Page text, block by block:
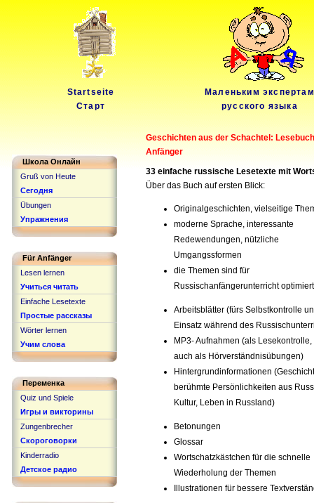
Startseite
Старт
Маленьким экспертам
русского языка
Geschichten aus der Schachtel:
Anfänger
33 einfache russische Lesetexte mit
Über das Buch auf ersten Blick:
Originalgeschichten, vielseitige
moderne Sprache, interessante
Redewendungen, nützliche
Umgangssformen
die Themen sind für
Russischanfängerunterricht optimiert
Arbeitsblätter (fürs Selbstkontrolle
Einsatz während des
MP3- Aufnahmen (als Lesekontrolle,
auch als Hörverständnisübungen)
Hintergrundinformationen
berühmte Persönlichkeiten aus
Kultur, Leben in Russland)
Betonungen
Glossar
Wortschatzkästchen für die schnelle
Wiederholung der Themen
Illustrationen für bessere
Школа Онлайн
Gruß von Heute
Сегодня
Übungen
Упражнения
Für Anfänger
Lesen lernen
Учиться читать
Einfache Lesetexte
Простые рассказы
Wörter lernen
Учим слова
Переменка
Quiz und Spiele
Игры и викторины
Zungenbrecher
Скороговорки
Kinderradio
Детское радио